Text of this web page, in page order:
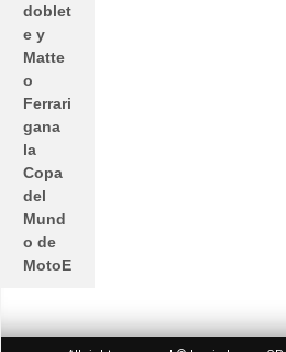
doblet
e y
Matte
o
Ferrari
gana
la
Copa
del
Mund
o de
MotoE